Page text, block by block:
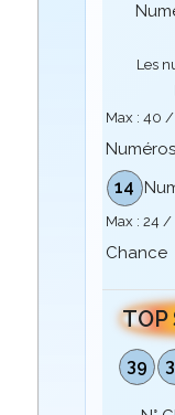
Les
Max : 40 /
14
Max : 24 /
TOP
39